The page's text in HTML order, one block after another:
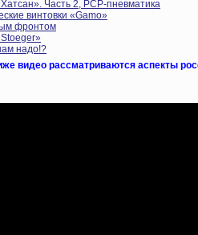
Часть 2, PCP-пневматика
винтовки «Gamo»
фронтом
надо!?
видео рассматриваются аспекты